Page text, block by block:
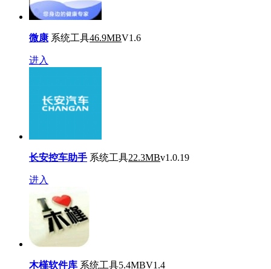
微康 系统工具46.9MBV1.6
进入
长安控车助手 系统工具22.3MBv1.0.19
进入
木槿软件库 系统工具5.4MBV1.4